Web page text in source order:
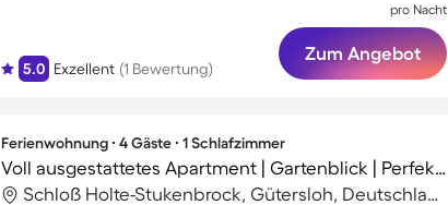
5.0 Exzellent (1 Bewertung)
pro Nacht
Zum Angebot
Ferienwohnung ∙ 4 Gäste ∙ 1 Schlafzimmer
Voll ausgestattetes Apartment | Gartenblick | Perfekt für die Arbeit von Zuhause
Schloß Holte-Stukenbrock, Gütersloh, Deutschland